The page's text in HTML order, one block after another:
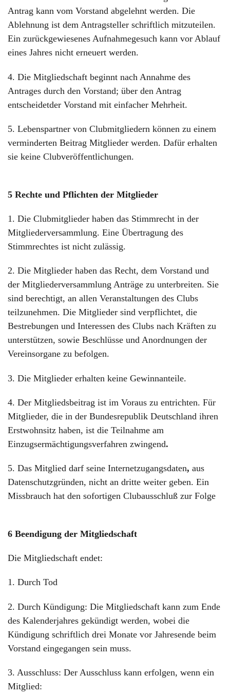
Antrag kann vom Vorstand abgelehnt werden. Die
Ablehnung ist dem Antragsteller schriftlich mitzuteilen.
Ein zurückgewiesenes Aufnahmegesuch kann vor Ablauf
eines Jahres nicht erneuert werden.
4. Die Mitgliedschaft beginnt nach Annahme des
Antrages durch den Vorstand; über den Antrag
entscheidetder Vorstand mit einfacher Mehrheit.
5. Lebenspartner von Clubmitgliedern können zu einem
verminderten Beitrag Mitglieder werden. Dafür erhalten
sie keine Clubveröffentlichungen.
5 Rechte und Pflichten der Mitglieder
1. Die Clubmitglieder haben das Stimmrecht in der
Mitgliederversammlung. Eine Übertragung des
Stimmrechtes ist nicht zulässig.
2. Die Mitglieder haben das Recht, dem Vorstand und
der Mitgliederversammlung Anträge zu unterbreiten. Sie
sind berechtigt, an allen Veranstaltungen des Clubs
teilzunehmen. Die Mitglieder sind verpflichtet, die
Bestrebungen und Interessen des Clubs nach Kräften zu
unterstützen, sowie Beschlüsse und Anordnungen der
Vereinsorgane zu befolgen.
3. Die Mitglieder erhalten keine Gewinnanteile.
4. Der Mitgliedsbeitrag ist im Voraus zu entrichten. Für
Mitglieder, die in der Bundesrepublik Deutschland ihren
Erstwohnsitz haben, ist die Teilnahme am
Einzugsermächtigungsverfahren zwingend.
5. Das Mitglied darf seine Internetzugangsdaten, aus
Datenschutzgründen, nicht an dritte weiter geben. Ein
Missbrauch hat den sofortigen Clubausschluß zur Folge
6 Beendigung der Mitgliedschaft
Die Mitgliedschaft endet:
1. Durch Tod
2. Durch Kündigung: Die Mitgliedschaft kann zum Ende
des Kalenderjahres gekündigt werden, wobei die
Kündigung schriftlich drei Monate vor Jahresende beim
Vorstand eingegangen sein muss.
3. Ausschluss: Der Ausschluss kann erfolgen, wenn ein
Mitglied: